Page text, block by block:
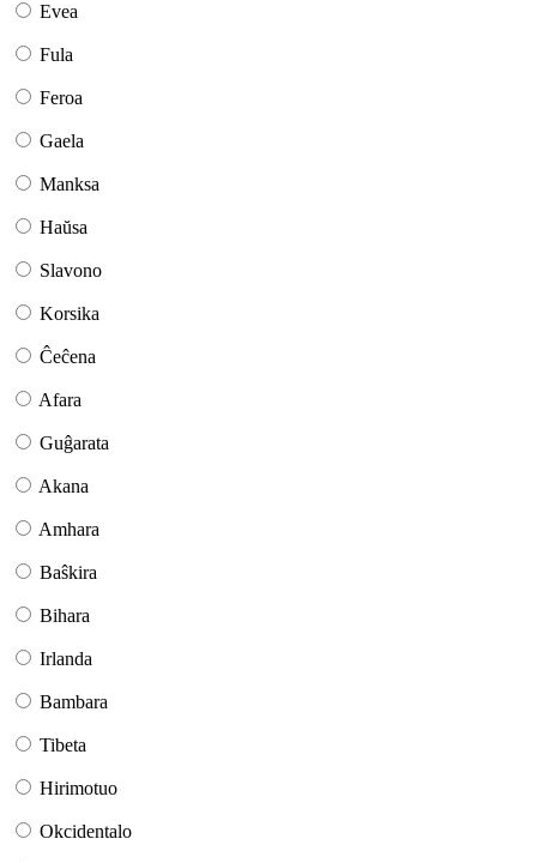
Evea
Fula
Feroa
Gaela
Manksa
Haŭsa
Slavono
Korsika
Ĉeĉena
Afara
Guĝarata
Akana
Amhara
Baŝkira
Bihara
Irlanda
Bambara
Tibeta
Hirimotuo
Okcidentalo